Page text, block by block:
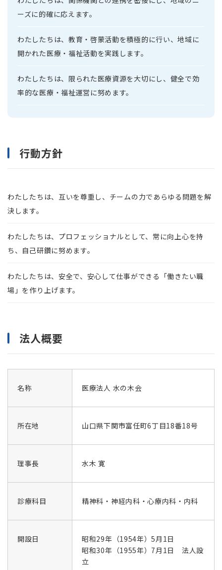
ーズに的確に応えます。
わたしたちは、教育・啓蒙活動を積極的に行い、地域に
開かれた医療・福祉活動を実践します。
わたしたちは、限られた医療資源を大切にし、健全で効
率的な医療・福祉運営に努めます。
行動方針
わたしたちは、互いを尊重し、チームの力であらゆる問題を解
決します。
わたしたちは、プロフェッショナルとして、常に向上心を持
ち、自己研鑽に努めます。
わたしたちは、安全で、安心して仕事ができる「働きたい職
場」を作り上げます。
法人概要
名称 医療法人 水の木会
所在地 山口県下関市富任町6丁目18番18号
理事長 水木 寛
診療科目 精神科・神経内科・心療内科・内科
開設日
昭和29年（1954年）5月1日
昭和30年（1955年）7月1日 法人設
立